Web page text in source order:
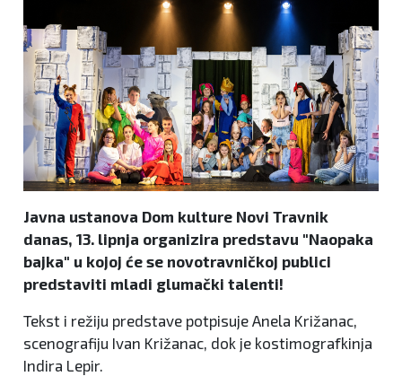
Politika
Zanimljivosti
Javna ustanova Dom kulture Novi Travnik
danas, 13. lipnja organizira predstavu "Naopaka
bajka" u kojoj će se novotravničkoj publici
predstaviti mladi glumački talenti!
Tekst i režiju predstave potpisuje Anela Križanac,
scenografiju Ivan Križanac, dok je kostimografkinja
Indira Lepir.